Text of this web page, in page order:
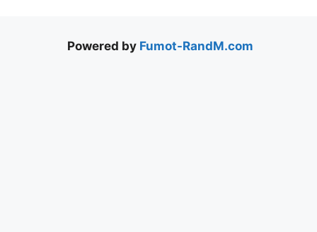
Powered by Fumot-RandM.com